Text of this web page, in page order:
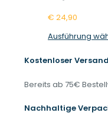
€ 24,90
Ausführung
Kostenloser Versand
Bereits ab 75€
Nachhaltige